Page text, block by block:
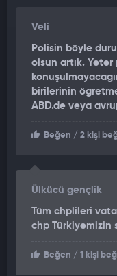
Veli
Polisin böyle
olsun artık.
birilerinin
ABD.de veya
Beğen / 2 kişi
Ülkücü gençlik
Tüm chplileri
chp Türkiyemizin
Beğen / 1 kişi